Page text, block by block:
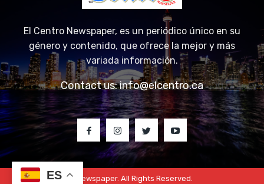
El Centro Newspaper, es un periódico único en su
género y contenido, que ofrece la mejor y más
variada información.
Contact us:info@elcentro.ca
© 2023 El Centro Newspaper. All Rights Reserved.
ES